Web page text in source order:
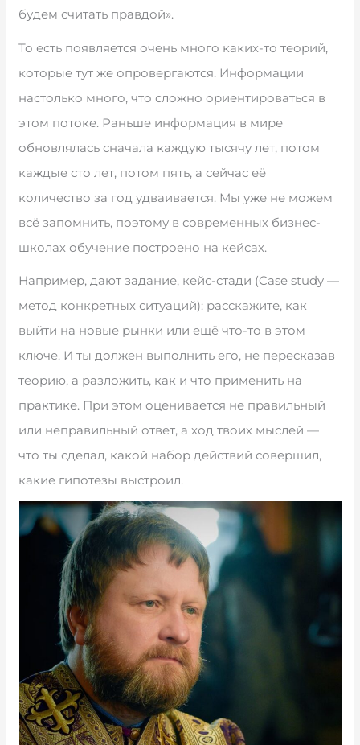
будем считать правдой».
То есть появляется очень много каких-то теорий,
которые тут же опровергаются. Информации
настолько много, что сложно ориентироваться в
этом потоке. Раньше информация в мире
обновлялась сначала каждую тысячу лет, потом
каждые сто лет, потом пять, а сейчас её
количество за год удваивается. Мы уже не можем
всё запомнить, поэтому в современных бизнес-
школах обучение построено на кейсах.
Например, дают задание, кейс-стади (Case study —
метод конкретных ситуаций): расскажите, как
выйти на новые рынки или ещё что-то в этом
ключе. И ты должен выполнить его, не пересказав
теорию, а разложить, как и что применить на
практике. При этом оценивается не правильный
или неправильный ответ, а ход твоих мыслей —
что ты сделал, какой набор действий совершил,
какие гипотезы выстроил.